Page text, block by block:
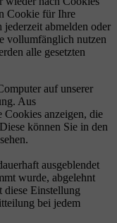
Cookie für Ihre
abmelden oder
vollumfänglich nutzen
alle gesetzten
auf unserer
Aus
Cookies anzeigen, die
können Sie in den
ausgeblendet
wurde, abgelehnt
Einstellung
bei jedem